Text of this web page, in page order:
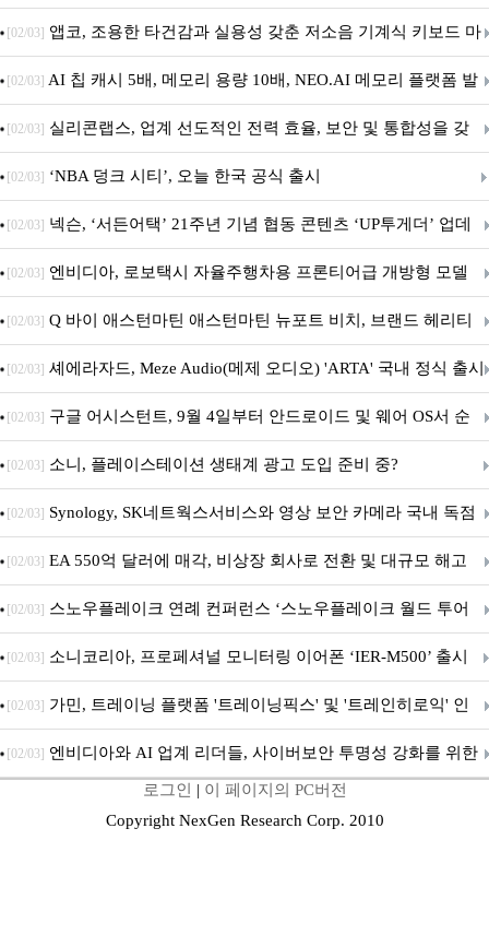
특집(1-4편)
[02/03] 앱코, 조용한 타건감과 실용성 갖춘 저소음 기계식 키보드 마
우스 세트 'KM580' 출시
[02/03] AI 칩 캐시 5배, 메모리 용량 10배, NEO.AI 메모리 플랫폼 발
표
[02/03] 실리콘랩스, 업계 선도적인 전력 효율, 보안 및 통합성을 갖
춘 초저전력 블루투스 LE SoC ‘BG2B’ 공개
[02/03] ‘NBA 덩크 시티’, 오늘 한국 공식 출시
[02/03] 넥슨, ‘서든어택’ 21주년 기념 협동 콘텐츠 ‘UP투게더’ 업데
이트
[02/03] 엔비디아, 로보택시 자율주행차용 프론티어급 개방형 모델
‘알파마요 2 슈퍼’ 상업적 이용 가능
[02/03] Q 바이 애스턴마틴 애스턴마틴 뉴포트 비치, 브랜드 헤리티
지 담은 ‘헤리티지 에디션 컬렉션’ 공개
[02/03] 셰에라자드, Meze Audio(메제 오디오) 'ARTA' 국내 정식 출시
[02/03] 구글 어시스턴트, 9월 4일부터 안드로이드 및 웨어 OS서 순
차 서비스 종료
[02/03] 소니, 플레이스테이션 생태계 광고 도입 준비 중?
[02/03] Synology, SK네트웍스서비스와 영상 보안 카메라 국내 독점
판매 파트너십 체결
[02/03] EA 550억 달러에 매각, 비상장 회사로 전환 및 대규모 해고
전망
[02/03] 스노우플레이크 연례 컨퍼런스 ‘스노우플레이크 월드 투어
서울’ 개최
[02/03] 소니코리아, 프로페셔널 모니터링 이어폰 ‘IER-M500’ 출시
[02/03] 가민, 트레이닝 플랫폼 '트레이닝픽스' 및 '트레인히로익' 인
수로 선수와 코치에 맞춤형 훈련 지원 확대
[02/03] 엔비디아와 AI 업계 리더들, 사이버보안 투명성 강화를 위한
SAFE 가이드라인 제안
로그인 | 이 페이지의 PC버전
Copyright NexGen Research Corp. 2010